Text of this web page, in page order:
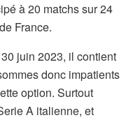
à 20 matchs sur 24
France.
juin 2023, il contient
donc impatients
option. Surtout
A italienne, et